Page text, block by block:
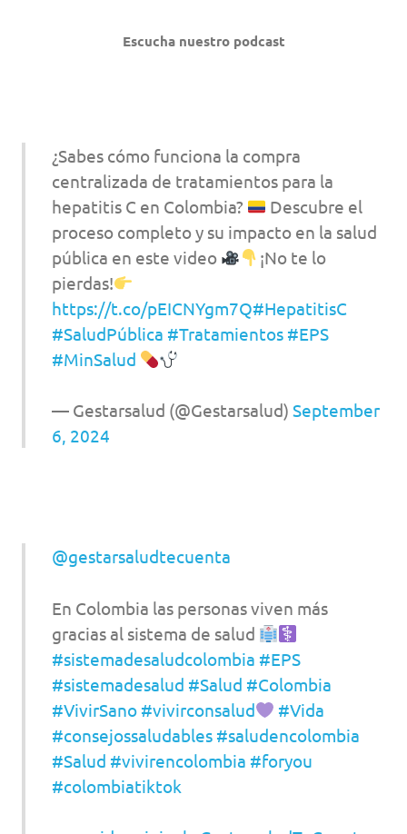
Escucha nuestro podcast
¿Sabes cómo funciona la compra
centralizada de tratamientos para la
hepatitis C en Colombia?
Descubre el
proceso completo y su impacto en la salud
pública en este video
¡No te lo
pierdas!
https://t.co/pEICNYgm7Q#HepatitisC
#SaludPública #Tratamientos #EPS
#MinSalud
— Gestarsalud (@Gestarsalud) September
6, 2024
@gestarsaludtecuenta
En Colombia las personas viven más
gracias al sistema de salud
#sistemadesaludcolombia #EPS
#sistemadesalud #Salud #Colombia
#VivirSano #vivirconsalud
#Vida
#consejossaludables #saludencolombia
#Salud #vivirencolombia #foryou
#colombiatiktok